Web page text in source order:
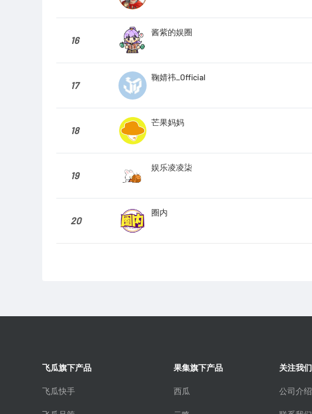
16
酱紫的娱圈
17
鞠婧祎_Official
18
芒果妈妈
19
娱乐凌凌柒
20
圈内
飞瓜旗下产品
飞瓜快手
果集旗下产品
西瓜
关注我们
公司介绍